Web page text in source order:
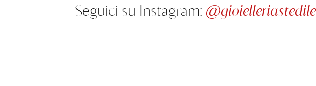
Seguici su Instagram: @gioielleriastedile